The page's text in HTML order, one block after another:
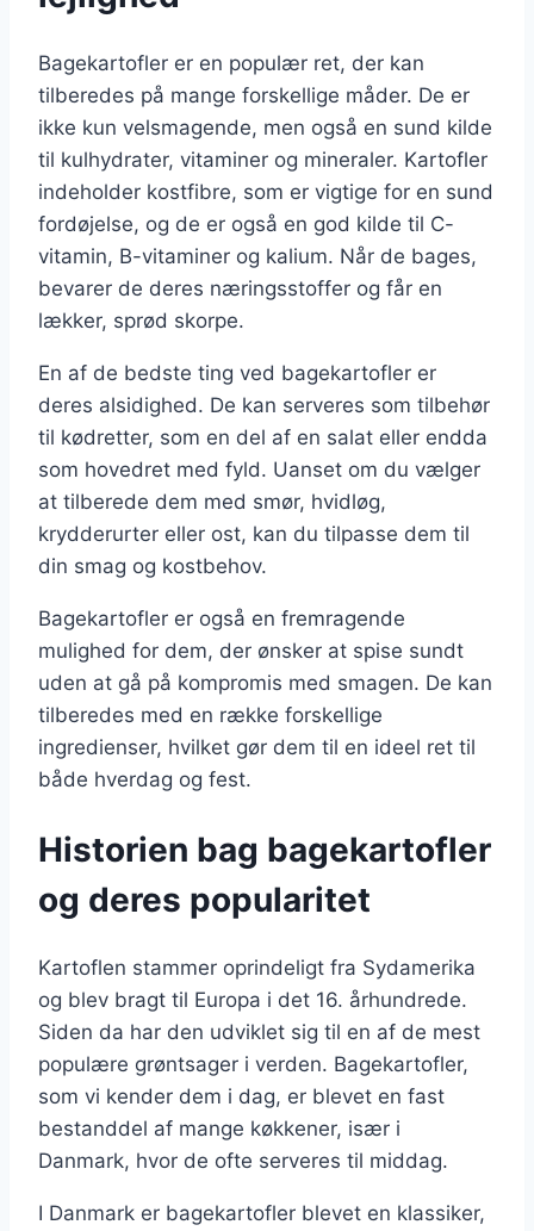
Bagekartofler er en populær ret, der kan
tilberedes på mange forskellige måder. De er
ikke kun velsmagende, men også en sund kilde
til kulhydrater, vitaminer og mineraler. Kartofler
indeholder kostfibre, som er vigtige for en sund
fordøjelse, og de er også en god kilde til C-
vitamin, B-vitaminer og kalium. Når de bages,
bevarer de deres næringsstoffer og får en
lækker, sprød skorpe.
En af de bedste ting ved bagekartofler er
deres alsidighed. De kan serveres som tilbehør
til kødretter, som en del af en salat eller endda
som hovedret med fyld. Uanset om du vælger
at tilberede dem med smør, hvidløg,
krydderurter eller ost, kan du tilpasse dem til
din smag og kostbehov.
Bagekartofler er også en fremragende
mulighed for dem, der ønsker at spise sundt
uden at gå på kompromis med smagen. De kan
tilberedes med en række forskellige
ingredienser, hvilket gør dem til en ideel ret til
både hverdag og fest.
Historien bag bagekartofler
og deres popularitet
Kartoflen stammer oprindeligt fra Sydamerika
og blev bragt til Europa i det 16. århundrede.
Siden da har den udviklet sig til en af de mest
populære grøntsager i verden. Bagekartofler,
som vi kender dem i dag, er blevet en fast
bestanddel af mange køkkener, især i
Danmark, hvor de ofte serveres til middag.
I Danmark er bagekartofler blevet en klassiker,